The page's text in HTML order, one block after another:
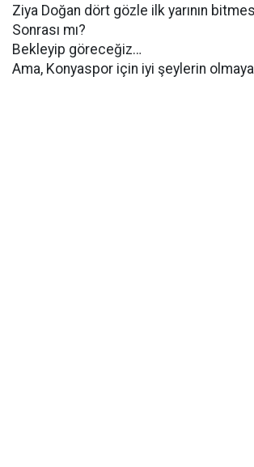
Ziya Doğan dört gözle ilk yarının
Sonrası mı?
Bekleyip göreceğiz…
Ama, Konyaspor için iyi şeylerin